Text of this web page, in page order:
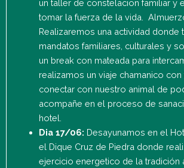
un taller de constelacion familiar y
tomar la fuerza de la vida.
Realizaremos una actividad donde
mandatos familiares, culturales y
un break con mateada para
realizamos un viaje chamanico
conectar con nuestro animal de
acompañe en el proceso de
hotel.
Dia 17/06: Desayunamos en el
el Dique Cruz de Piedra donde
ejercicio energetico de la tradición